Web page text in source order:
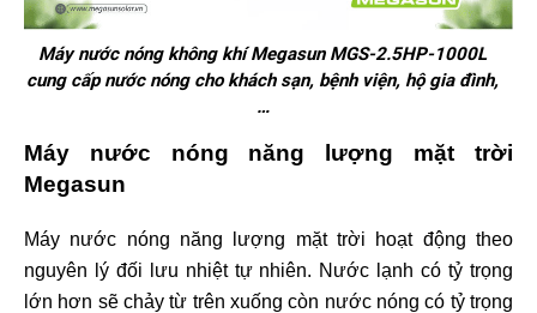
Máy nước nóng không khí Megasun MGS-2.5HP-1000L
cung cấp nước nóng cho khách sạn, bệnh viện, hộ gia đình,
…
Máy nước nóng năng lượng mặt trời
Megasun
Máy nước nóng năng lượng mặt trời hoạt động theo
nguyên lý đối lưu nhiệt tự nhiên. Nước lạnh có tỷ trọng
lớn hơn sẽ chảy từ trên xuống còn nước nóng có tỷ trọng